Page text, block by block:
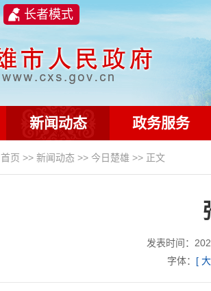
长者模式
新闻动态 政务服务
首页 >> 新闻动态 >> 今日楚雄 >> 正文
发表时间：
字体： [ 大